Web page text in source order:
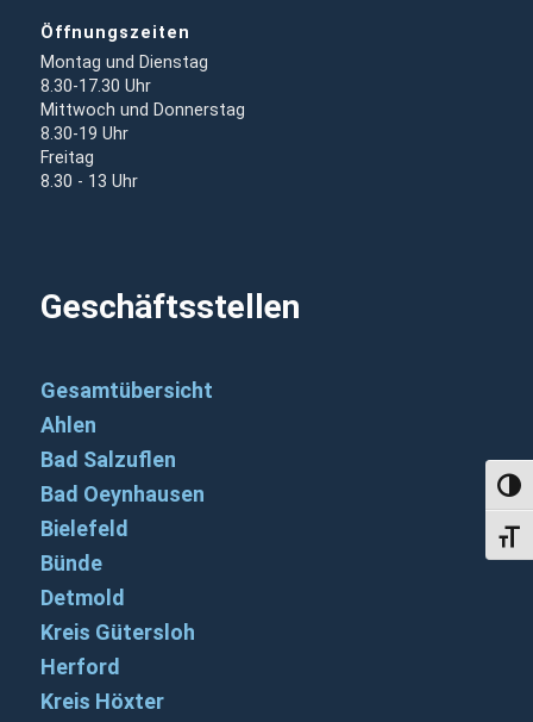
Öffnungszeiten
Montag und Dienstag
8.30-17.30 Uhr
Mittwoch und Donnerstag
8.30-19 Uhr
Freitag
8.30 - 13 Uhr
Geschäftsstellen
Gesamtübersicht
Ahlen
Bad Salzuflen
Bad Oeynhausen
Bielefeld
Bünde
Detmold
Kreis Gütersloh
Herford
Kreis Höxter